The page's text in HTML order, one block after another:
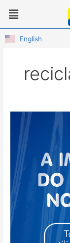
para
o
conteúdo
Menu
English
importância
plástico
em
nossas
vidas